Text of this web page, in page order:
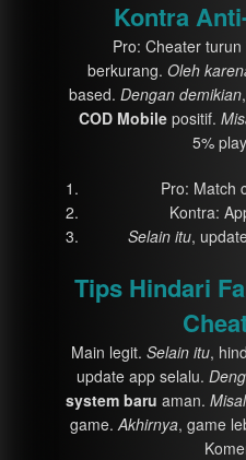
Kontra
Pro: Cheater turun
berkurang. Oleh
based. Dengan demikian,
COD Mobilepositif.
5%
Pro: Match
Kontra:
Selain itu,
Tips Hindari
Main legit. Selain itu,
update app selalu.
system baru aman.
game.Akhirnya, game